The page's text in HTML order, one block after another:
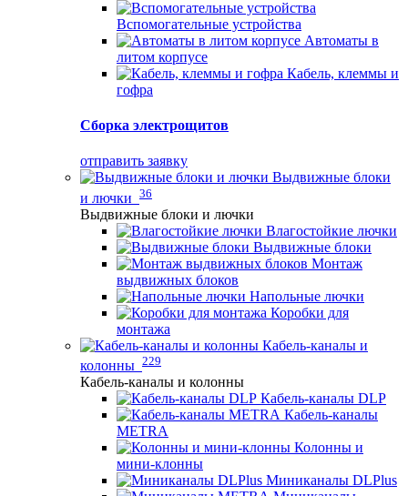
Вспомогательные устройства
Автоматы в
литом корпусе
Кабель, клеммы и
гофра
Сборка электрощитов
отправить заявку
Выдвижные блоки
и лючки 36
Выдвижные блоки и лючки
Влагостойкие лючки
Выдвижные блоки
Монтаж
выдвижных блоков
Напольные лючки
Коробки для
монтажа
Кабель-каналы и
колонны 229
Кабель-каналы и колонны
Кабель-каналы DLP
Кабель-каналы
METRA
Колонны и
мини-клонны
Миниканалы DLPlus